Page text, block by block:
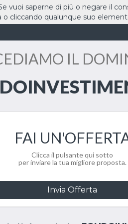
HOME
IL
FAI
Clicca il pulsante qui sotto
per inviare la tua migliore proposta.
Invia Offerta
vuoi saperne di più o negare il
cliccando qualunque suo